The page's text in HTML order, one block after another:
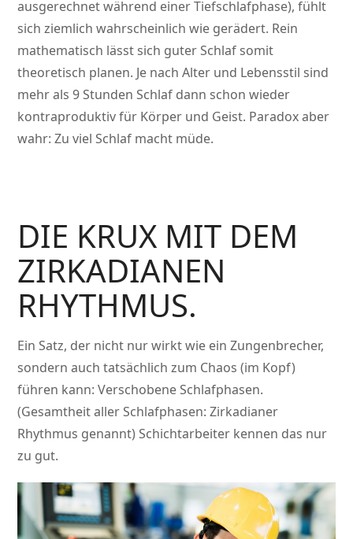
ausgerechnet während einer Tiefschlafphase), fühlt
sich ziemlich wahrscheinlich wie gerädert. Rein
mathematisch lässt sich guter Schlaf somit
theoretisch planen. Je nach Alter und Lebensstil sind
mehr als 9 Stunden Schlaf dann schon wieder
kontraproduktiv für Körper und Geist. Paradox aber
wahr: Zu viel Schlaf macht müde.
DIE KRUX MIT DEM
ZIRKADIANEN
RHYTHMUS.
Ein Satz, der nicht nur wirkt wie ein Zungenbrecher,
sondern auch tatsächlich zum Chaos (im Kopf)
führen kann: Verschobene Schlafphasen.
(Gesamtheit aller Schlafphasen: Zirkadianer
Rhythmus genannt) Schichtarbeiter kennen das nur
zu gut.